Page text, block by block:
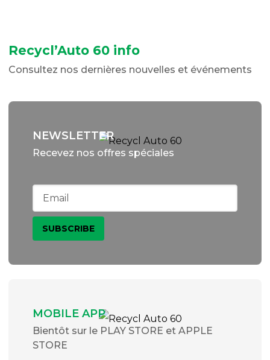
Recycl’Auto 60 info
Consultez nos dernières nouvelles et événements
NEWSLETTER
Recevez nos offres spéciales
MOBILE APP
Bientôt sur le PLAY STORE et APPLE
STORE